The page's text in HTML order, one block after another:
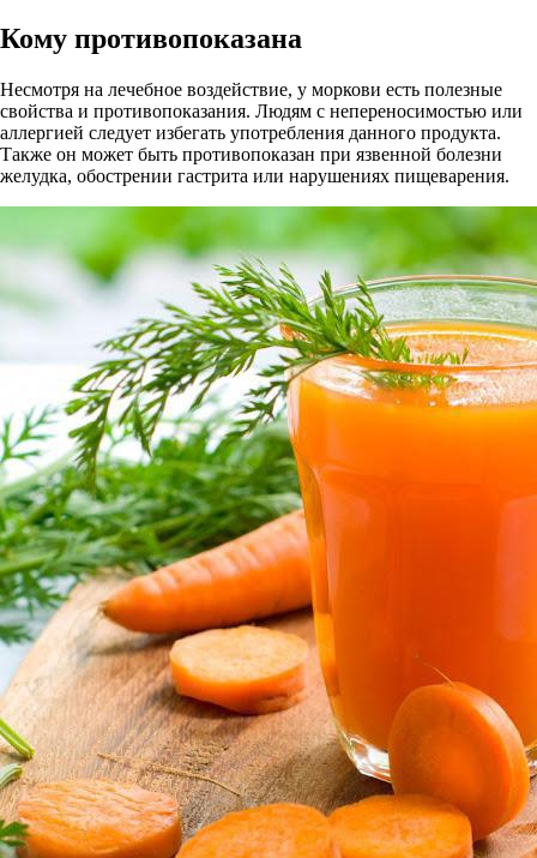
Кому противопоказана
Несмотря на лечебное воздействие, у моркови есть полезные
свойства и противопоказания. Людям с непереносимостью или
аллергией следует избегать употребления данного продукта.
Также он может быть противопоказан при язвенной болезни
желудка, обострении гастрита или нарушениях пищеварения.